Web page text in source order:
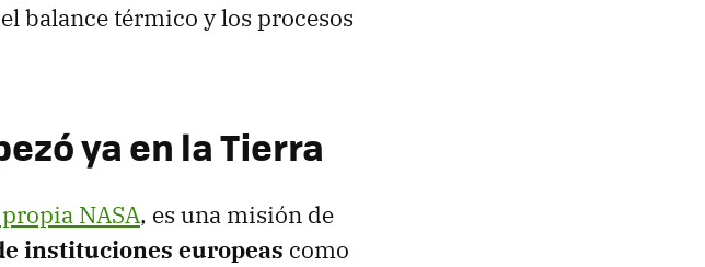
balance térmico y los procesos
ya en la Tierra
NASA, es una misión de
instituciones europeas como